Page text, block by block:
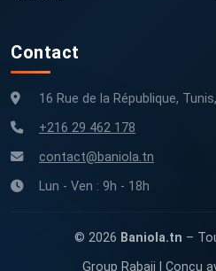
Contact
16 Rue de la République,
+216 29 462 178
contact@baniola.tn
Lun - Ven : 9h - 18h
© 2026 Baniola.tn –
Group Rabaii | Conçu